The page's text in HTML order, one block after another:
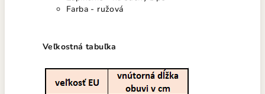
Farba - ružová
Veľkostná tabuľka